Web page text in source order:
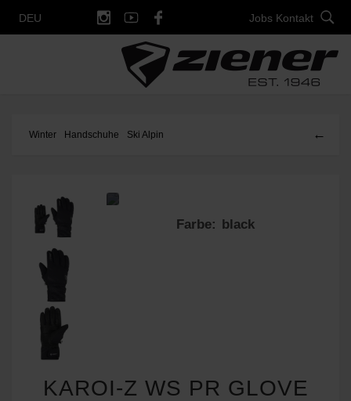
DEU Jobs Kontakt
Winter Handschuhe Ski Alpin ←
Farbe:
KAROI-Z WS PR GLOVE